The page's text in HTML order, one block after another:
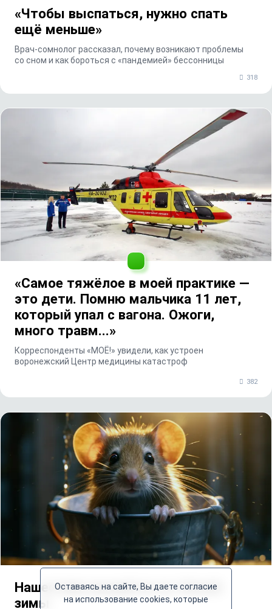
«Чтобы выспаться, нужно спать
ещё меньше»
Врач-сомнолог рассказал, почему возникают проблемы
со сном и как бороться с «пандемией» бессонницы
318
«Самое тяжёлое в моей практике —
это дети. Помню мальчика 11 лет,
который упал с вагона. Ожоги,
много травм...»
Корреспонденты «МОЁ!» увидели, как устроен
воронежский Центр медицины катастроф
382
Нашествие мышей из-за тёплой
зимы
Оставаясь на сайте, Вы даете согласие
на использование cookies, которые